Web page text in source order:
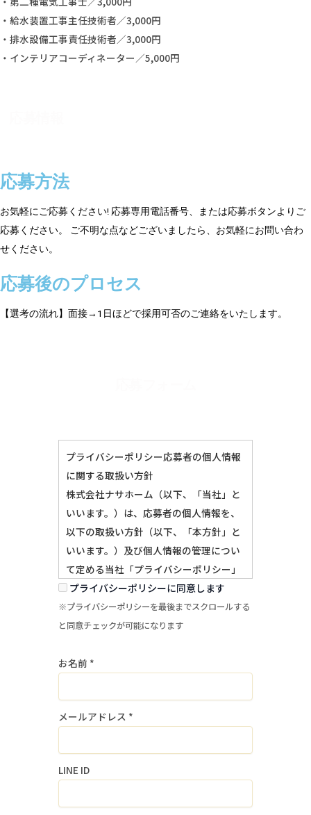
・給水装置工事主任技術者／3,000円
・排水設備工事責任技術者／3,000円
・インテリアコーディネーター／5,000円
応募方法
お気軽にご応募ください! 応募専用電話番号、または応募ボタンよりご
応募ください。 ご不明な点などございましたら、お気軽にお問い合わ
せください。
応募後のプロセス
【選考の流れ】面接→1日ほどで採用可否のご連絡をいたします。
プライバシーポリシー応募者の個人情報
に関する取扱い方針
株式会社ナサホーム（以下、「当社」と
いいます。）は、応募者の個人情報を、
以下の取扱い方針（以下、「本方針」と
いいます。）及び個人情報の管理につい
て定める当社「プライバシーポリシー」
に基づき、適切に管理・運用致します。
当社求人へのご応募にあたっては、本方
針及び「プライバシーポリシー」をよく
要があります。
１．個人情報の取得・利用目的
当社は、個人情報を採用募集選考および
ます。
当社は、個人情報を同意なく上記以外の
プライバシーポリシーに同意します
※プライバシーポリシーを最後までスクロールする
と同意チェックが可能になります
お名前 *
メールアドレス *
LINE ID